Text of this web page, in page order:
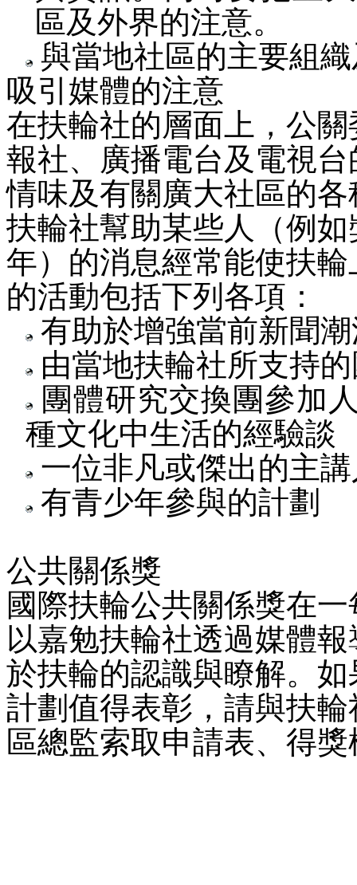
區及外界的注意。
與當地社區的主要組
吸引媒體的注意
在扶輪社的層面上，公
報社、廣播電台及電視
情味及有關廣大社區的
扶輪社幫助某些人（例
年）的消息經常能使扶
的活動包括下列各項：
有助於增強當前新聞
由當地扶輪社所支持
團體研究交換團參加
種文化中生活的經驗談
一位非凡或傑出的主
有青少年參與的計劃
公共關係獎
國際扶輪公共關係獎在
以嘉勉扶輪社透過媒體
於扶輪的認識與瞭解。
計劃值得表彰，請與扶
區總監索取申請表、得